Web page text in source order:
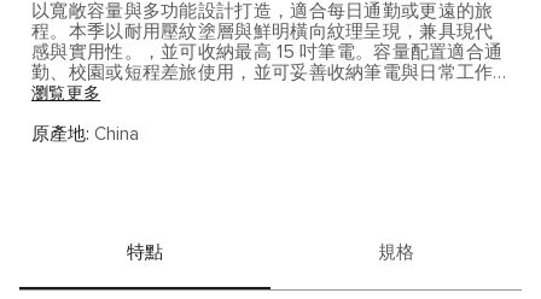
以寬敞容量與多功能設計打造，適合每日通勤或更遠的旅
程。本季以耐用壓紋塗層與鮮明橫向紋理呈現，兼具現代
感與實用性。，並可收納最高 15 吋筆電。容量配置適合通
勤、校園或短程差旅使用，並可妥善收納筆電與日常工作
配備。
Alpha Bravo 系列融合軍裝靈感與都會機能設計，為日常通
瀏覧更多
原產地: China
特點 規格